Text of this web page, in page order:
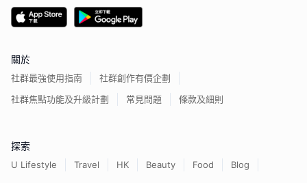
關於
社群最強使用指南
社群創作有價企劃
社群焦點功能及升級計劃
常見問題 條款及細則
探索
U Lifestyle Travel HK Beauty Food
Blog